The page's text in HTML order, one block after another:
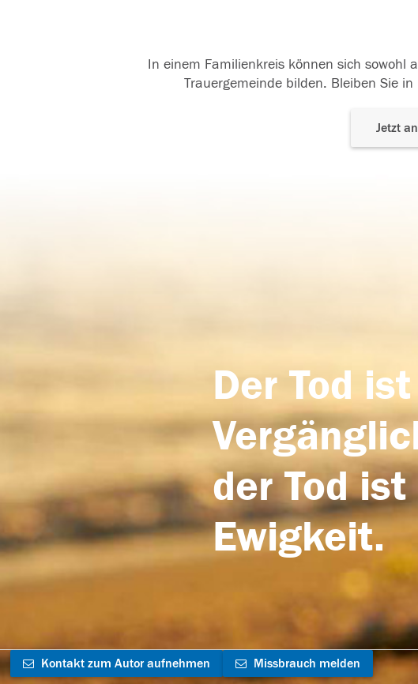
In einem Familienkreis können sich sowohl
Trauergemeinde bilden. Bleiben Sie
Jetzt
Der Tod
der Tod
Ewigkeit.
Kontakt zum Autor aufnehmen Missbrauch melden